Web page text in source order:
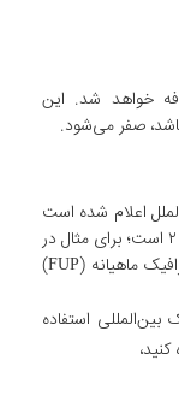
خواهد شد. این
صفر می‌شود.
اعلام شده است
که نسبت مصرف ترافیک داخلی به بین‌الملل ۱ به ۲ است؛ برای مثال در
سرویس «سرعت ثابت Mbps ۱۶» سقف حجم ترافیک ماهیانه (FUP)
استفاده